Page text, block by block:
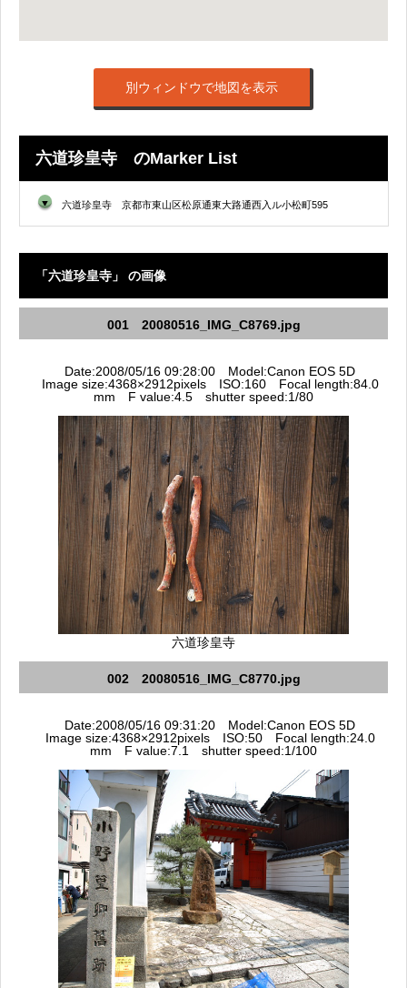
別ウィンドウで地図を表示
六道珍皇寺 のMarker List
▼ 六道珍皇寺 京都市東山区松原通東大路通西入ル小松町595
「六道珍皇寺」 の画像
001 20080516_IMG_C8769.jpg
Date:2008/05/16 09:28:00 Model:Canon EOS 5D
Image size:4368×2912pixels ISO:160 Focal length:84.0
mm F value:4.5 shutter speed:1/80
六道珍皇寺
002 20080516_IMG_C8770.jpg
Date:2008/05/16 09:31:20 Model:Canon EOS 5D
Image size:4368×2912pixels ISO:50 Focal length:24.0
mm F value:7.1 shutter speed:1/100